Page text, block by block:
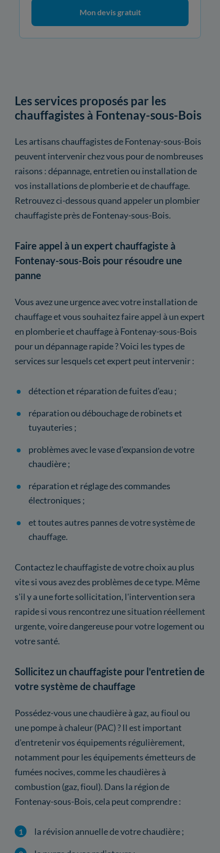
Mon devis gratuit
Les services proposés par les
chauffagistes à Fontenay-sous-Bois
Les artisans chauffagistes de Fontenay-sous-Bois
peuvent intervenir chez vous pour de nombreuses
raisons : dépannage, entretien ou installation de
vos installations de plomberie et de chauffage.
Retrouvez ci-dessous quand appeler un plombier
chauffagiste près de Fontenay-sous-Bois.
Faire appel à un expert chauffagiste à
Fontenay-sous-Bois pour résoudre une
panne
Vous avez une urgence avec votre installation de
chauffage et vous souhaitez faire appel à un expert
en plomberie et chauffage à Fontenay-sous-Bois
pour un dépannage rapide ? Voici les types de
services sur lesquels cet expert peut intervenir :
détection et réparation de fuites d'eau ;
réparation ou débouchage de robinets et
tuyauteries ;
problèmes avec le vase d'expansion de votre
chaudière ;
réparation et réglage des commandes
électroniques ;
et toutes autres pannes de votre système de
chauffage.
Contactez le chauffagiste de votre choix au plus
vite si vous avez des problèmes de ce type. Même
s'il y a une forte sollicitation, l'intervention sera
rapide si vous rencontrez une situation réellement
urgente, voire dangereuse pour votre logement ou
votre santé.
Sollicitez un chauffagiste pour l'entretien de
votre système de chauffage
Possédez-vous une chaudière à gaz, au fioul ou
une pompe à chaleur (PAC) ? Il est important
d'entretenir vos équipements régulièrement,
notamment pour les équipements émetteurs de
fumées nocives, comme les chaudières à
combustion (gaz, fioul). Dans la région de
Fontenay-sous-Bois, cela peut comprendre :
la révision annuelle de votre chaudière ;